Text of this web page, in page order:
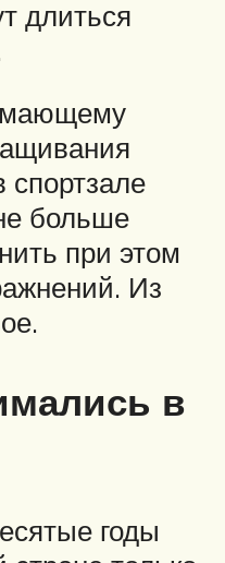
длиться
больше
при этом
Из
в
годы